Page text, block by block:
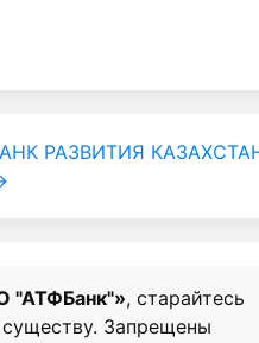
РАЗВИТИЯ
"АТФБанк"», старайтесь
Запрещены